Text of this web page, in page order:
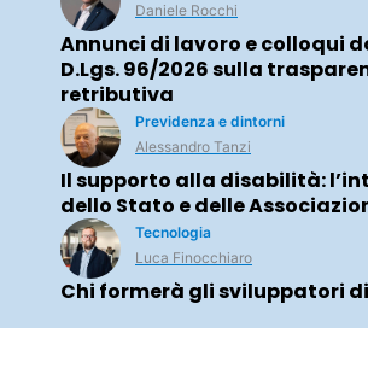
Daniele Rocchi
Annunci di lavoro e colloqui
D.Lgs. 96/2026 sulla
retributiva
Previdenza e dintorni
Alessandro Tanzi
Il supporto alla disabilità:
dello Stato e delle
Tecnologia
Luca Finocchiaro
Chi formerà gli sviluppatori